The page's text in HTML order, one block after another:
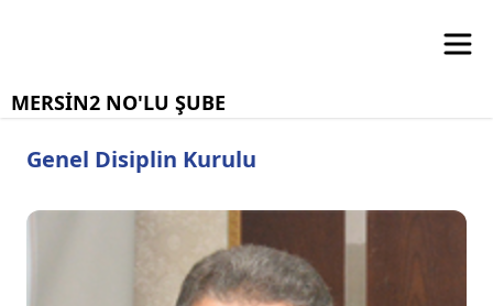
MERSİN2 NO'LU ŞUBE
Genel Disiplin Kurulu